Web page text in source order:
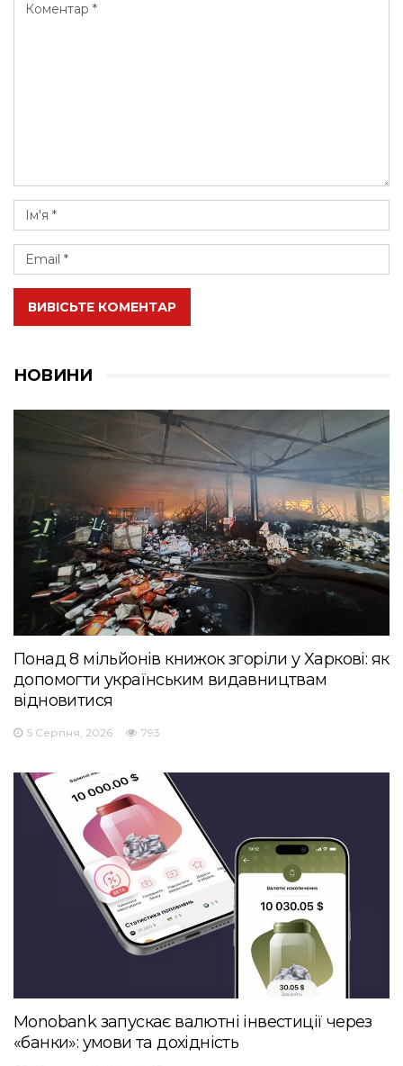
ВИВІСЬТЕ КОМЕНТАР
НОВИНИ
Понад 8 мільйонів книжок згоріли у Харкові: як
допомогти українським видавництвам
відновитися
5 Серпня, 2026 793
Monobank запускає валютні інвестиції через
«банки»: умови та дохідність